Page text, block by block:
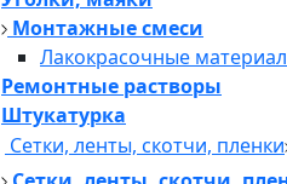
Монтажные смеси
Лакокрасочные
Ремонтные растворы
Штукатурка
Сетки, ленты, скотчи, пленки